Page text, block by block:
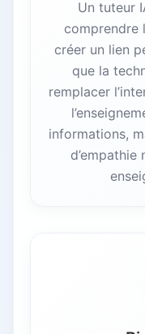
Un tuteur
comprendre
créer un lien
que la
remplacer
informations,